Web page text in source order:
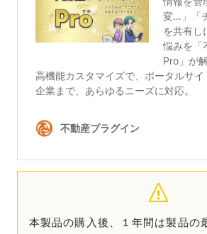
本製品の購入後、１年間は製品の